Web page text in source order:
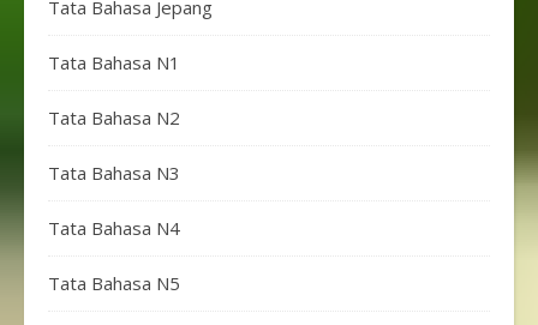
Tata Bahasa Jepang
Tata Bahasa N1
Tata Bahasa N2
Tata Bahasa N3
Tata Bahasa N4
Tata Bahasa N5